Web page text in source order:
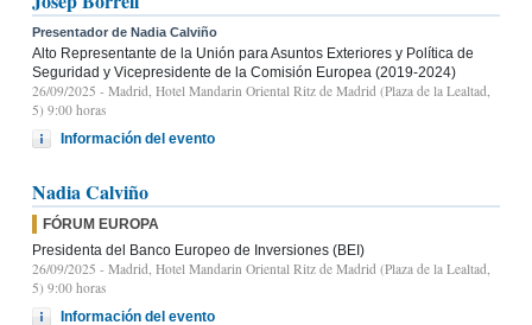
Presentador de Nadia Calviño
Alto Representante de la Unión para Asuntos Exteriores y Política de
Seguridad y Vicepresidente de la Comisión Europea (2019-2024)
26/09/2025 - Madrid, Hotel Mandarin Oriental Ritz de Madrid (Plaza de la Lealtad,
5) 9:00 horas
Información del evento
Nadia Calviño
FÓRUM EUROPA
Presidenta del Banco Europeo de Inversiones (BEI)
26/09/2025 - Madrid, Hotel Mandarin Oriental Ritz de Madrid (Plaza de la Lealtad,
5) 9:00 horas
Información del evento